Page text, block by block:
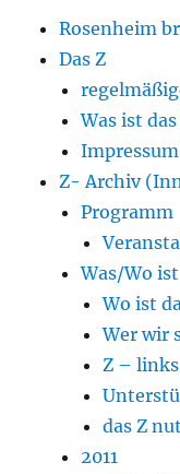
Rosenheim
Das Z
Was ist das
Z- Archiv
Programm
Was/Wo
Wo ist
Wer wir
Z – links
das Z
2011